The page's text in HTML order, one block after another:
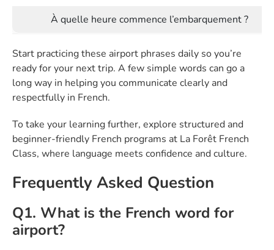
À quelle heure commence l’embarquement ?
Start practicing these airport phrases daily so you’re
ready for your next trip. A few simple words can go a
long way in helping you communicate clearly and
respectfully in French.
To take your learning further, explore structured and
beginner-friendly French programs at La Forêt French
Class, where language meets confidence and culture.
Frequently Asked Question
Q1. What is the French word for
airport?